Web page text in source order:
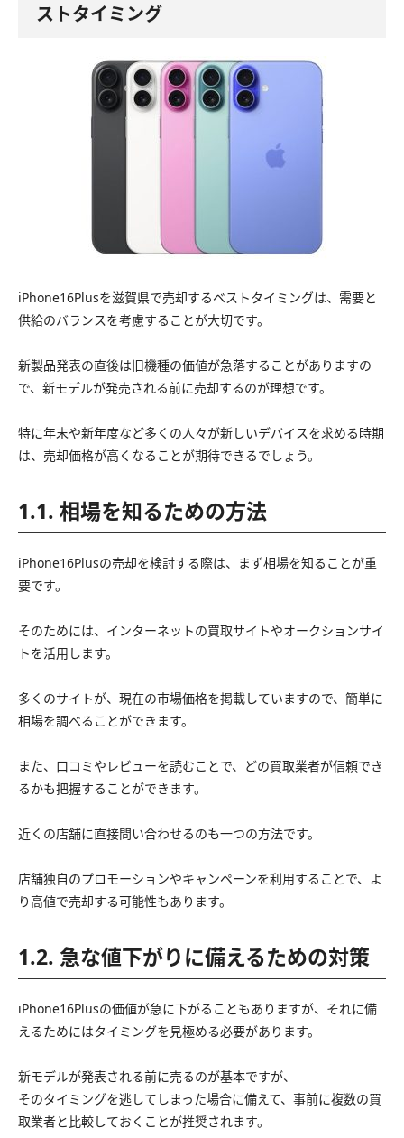
ストタイミング
iPhone16Plusを滋賀県で売却するベストタイミングは、需要と
供給のバランスを考慮することが大切です。
新製品発表の直後は旧機種の価値が急落することがありますの
で、新モデルが発売される前に売却するのが理想です。
特に年末や新年度など多くの人々が新しいデバイスを求める時期
は、売却価格が高くなることが期待できるでしょう。
1.1. 相場を知るための方法
iPhone16Plusの売却を検討する際は、まず相場を知ることが重
要です。
そのためには、インターネットの買取サイトやオークションサイ
トを活用します。
多くのサイトが、現在の市場価格を掲載していますので、簡単に
相場を調べることができます。
また、口コミやレビューを読むことで、どの買取業者が信頼でき
るかも把握することができます。
近くの店舗に直接問い合わせるのも一つの方法です。
店舗独自のプロモーションやキャンペーンを利用することで、よ
り高値で売却する可能性もあります。
1.2. 急な値下がりに備えるための対策
iPhone16Plusの価値が急に下がることもありますが、それに備
えるためにはタイミングを見極める必要があります。
新モデルが発表される前に売るのが基本ですが、
そのタイミングを逃してしまった場合に備えて、事前に複数の買
取業者と比較しておくことが推奨されます。